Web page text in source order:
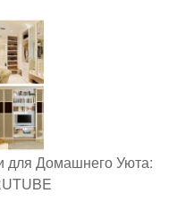
для Домашнего Уюта: